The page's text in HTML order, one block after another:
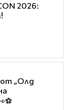
2026:
„Олд